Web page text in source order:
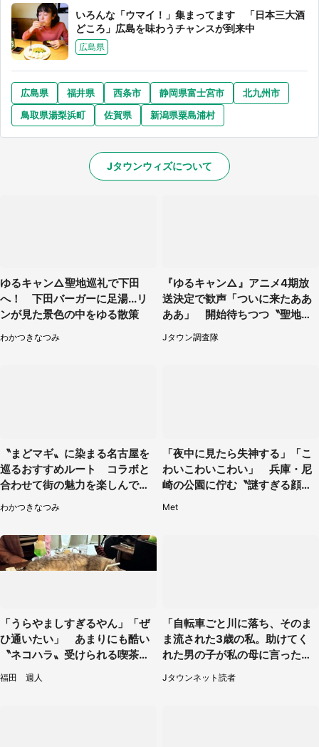
いろんな「ウマイ！」集まってます 「日本三大酒
どころ」広島を味わうチャンスが到来中
広島県
広島県 福井県 西条市 静岡県富士宮市
北九州市
鳥取県湯梨浜町
佐賀県 新潟県粟島浦村
Jタウンウィズについて
ゆるキャン△聖地巡礼で下田
へ！ 下田バーガーに足湯...リ
ンが見た景色の中をゆる散策
わかつきなつみ
『ゆるキャン△』アニメ4期放
送決定で歓声「ついに来たああ
ああ」 開始待ちつつ〝聖地巡
礼〟いかが【静岡が舞台の二次
元まとめ】
Jタウン調査隊
〝まどマギ〟に染まる名古屋を
巡るおすすめルート コラボと
合わせて街の魅力を楽しんで【2
／20～4／19】
わかつきなつみ
「夜中に見たら失神する」「こ
わいこわいこわい」 兵庫・尼
崎の公園に佇む〝謎すぎる顔〟
に1.3万人戦慄
Met
「うらやましすぎるやん」「ぜ
ひ通いたい」 あまりにも酷い
〝ネコハラ〟受けられる喫茶店
に5.3万人驚がく
福田 週人
「自転車ごと川に落ち、そのま
ま流された3歳の私。助けてく
れた男の子が私の母に言ったの
は...」（千葉県・20代女性）
Jタウンネット読者